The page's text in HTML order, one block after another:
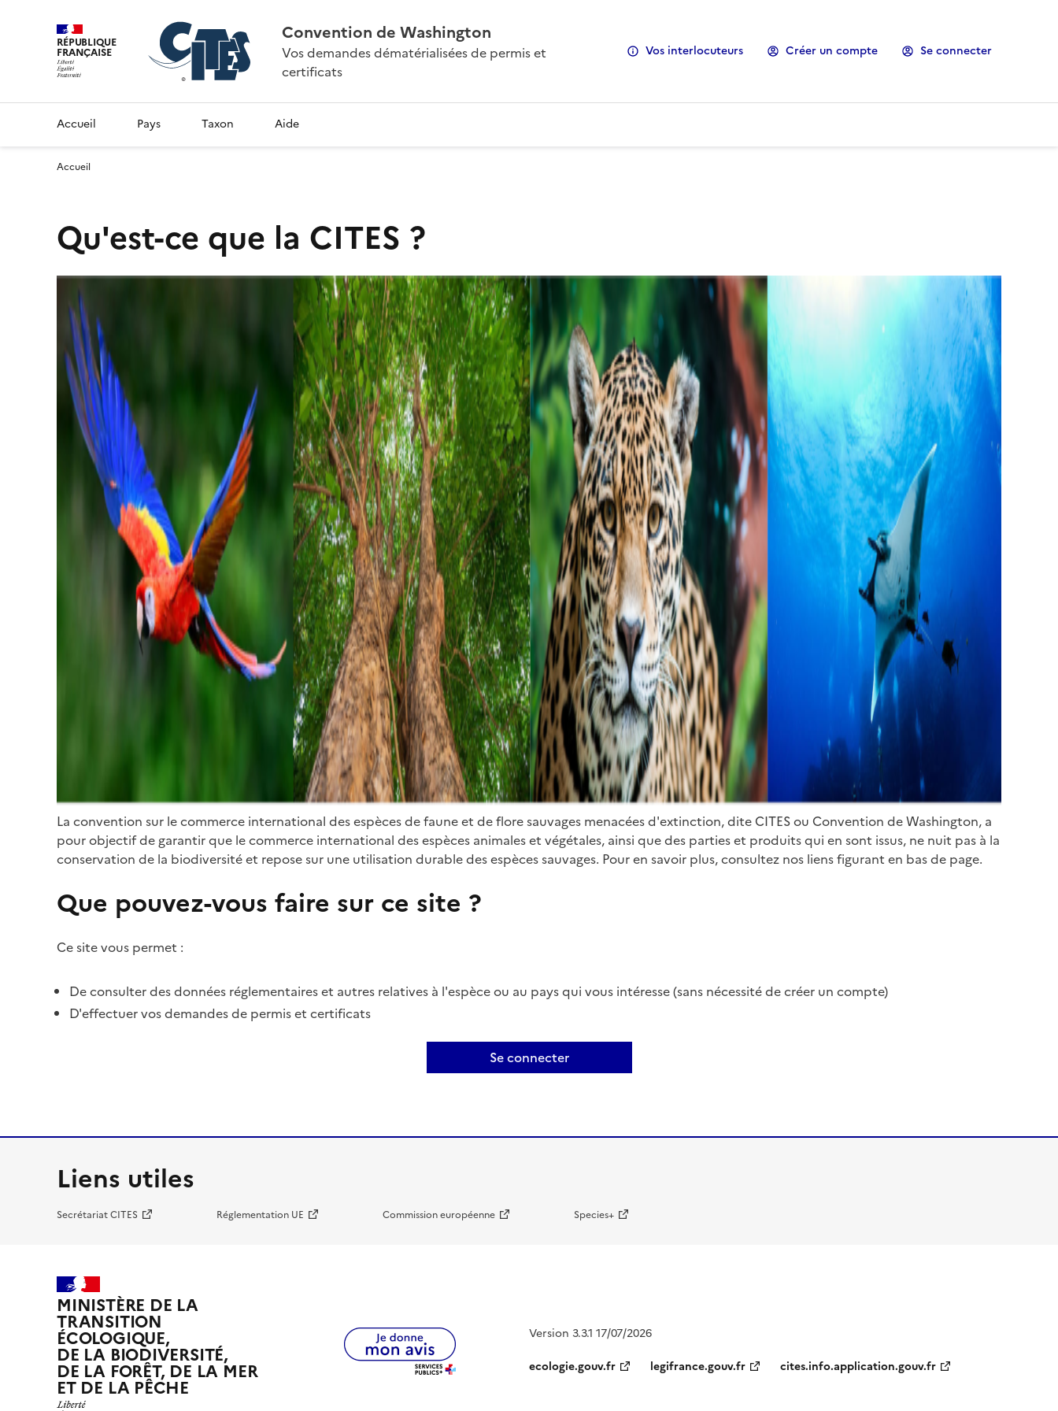
RÉPUBLIQUE
FRANÇAISE
Convention de Washington
Vos demandes dématérialisées de permis et
certificats
Vos interlocuteurs Créer un compte Se connecter
Accueil Pays Taxon Aide
Accueil
Qu'est-ce que la CITES ?
La convention sur le commerce international des espèces de faune et de flore sauvages menacées d'extinction, dite CITES ou Convention de Washington, a
pour objectif de garantir que le commerce international des espèces animales et végétales, ainsi que des parties et produits qui en sont issus, ne nuit pas à la
conservation de la biodiversité et repose sur une utilisation durable des espèces sauvages. Pour en savoir plus, consultez nos liens figurant en bas de page.
Que pouvez-vous faire sur ce site ?
Ce site vous permet :
De consulter des données réglementaires et autres relatives à l'espèce ou au pays qui vous intéresse (sans nécessité de créer un compte)
D'effectuer vos demandes de permis et certificats
Se connecter
Liens utiles
Secrétariat CITES Réglementation UE Commission européenne Species+
MINISTÈRE DE LA
TRANSITION
ÉCOLOGIQUE,
DE LA BIODIVERSITÉ,
DE LA FORÊT, DE LA MER
ET DE LA PÊCHE
Version 3.3.1 17/07/2026
ecologie.gouv.fr
legifrance.gouv.fr cites.info.application.gouv.fr